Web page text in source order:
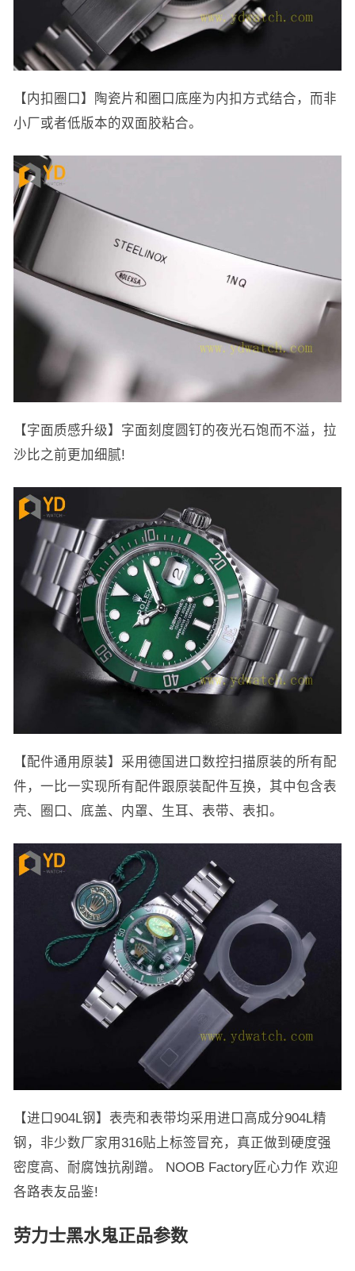
【内扣圈口】陶瓷片和圈口底座为内扣方式结合，而非
小厂或者低版本的双面胶粘合。
【字面质感升级】字面刻度圆钉的夜光石饱而不溢，拉
沙比之前更加细腻!
【配件通用原装】采用德国进口数控扫描原装的所有配
件，一比一实现所有配件跟原装配件互换，其中包含表
壳、圈口、底盖、内罩、生耳、表带、表扣。
【进口904L钢】表壳和表带均采用进口高成分904L精
钢，非少数厂家用316贴上标签冒充，真正做到硬度强
密度高、耐腐蚀抗剐蹭。 NOOB Factory匠心力作 欢迎
各路表友品鉴!
劳力士黑水鬼正品参数